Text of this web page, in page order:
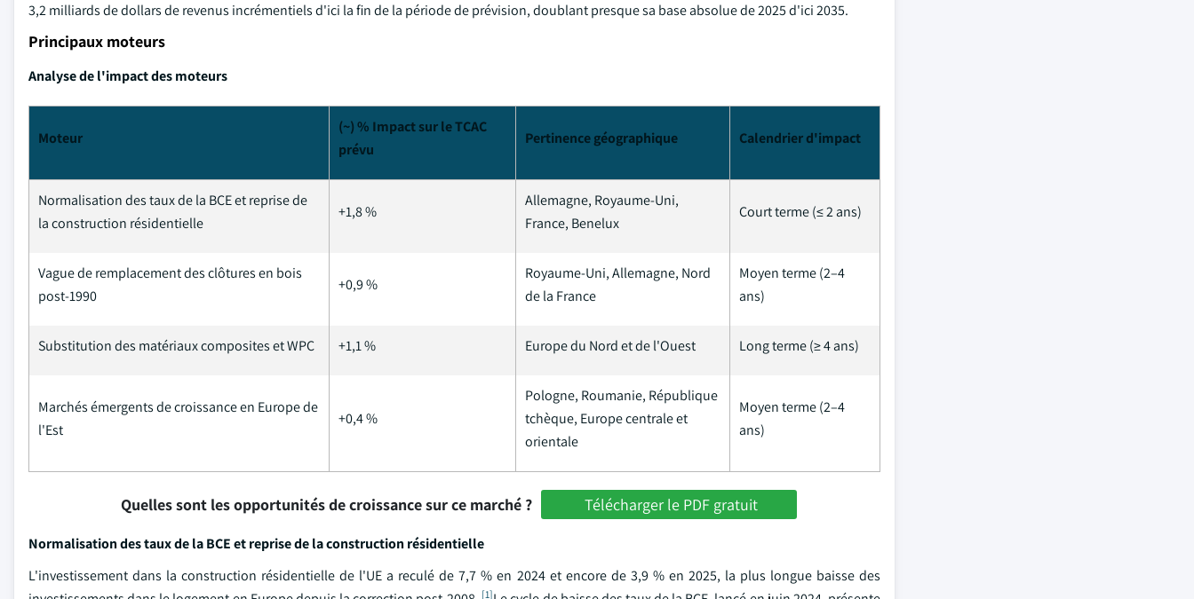
3,2 milliards de dollars de revenus incrémentiels d'ici la fin de la période de prévision, doublant presque sa base absolue de 2025 d'ici 2035.
Principaux moteurs
Analyse de l'impact des moteurs
Moteur
(~) % Impact sur le TCAC
prévu
Pertinence géographique Calendrier d'impact
Normalisation des taux de la BCE et reprise de
la construction résidentielle
+1,8 %
Allemagne, Royaume-Uni,
France, Benelux
Court terme (≤ 2 ans)
Vague de remplacement des clôtures en bois
post-1990
+0,9 %
Royaume-Uni, Allemagne, Nord
de la France
Moyen terme (2–4
ans)
Substitution des matériaux composites et WPC +1,1 % Europe du Nord et de l'Ouest Long terme (≥ 4 ans)
Marchés émergents de croissance en Europe de
l'Est
+0,4 %
Pologne, Roumanie, République
tchèque, Europe centrale et
orientale
Moyen terme (2–4
ans)
Quelles sont les opportunités de croissance sur ce marché ? Télécharger le PDF gratuit
Normalisation des taux de la BCE et reprise de la construction résidentielle
L'investissement dans la construction résidentielle de l'UE a reculé de 7,7 % en 2024 et encore de 3,9 % en 2025, la plus longue baisse des
[1]